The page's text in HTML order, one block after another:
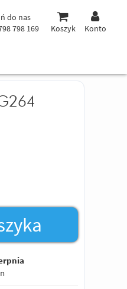
do nas
798 169
Koszyk Konto